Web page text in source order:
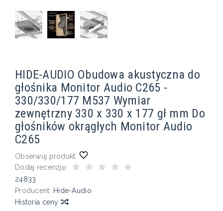
HIDE-AUDIO Obudowa akustyczna do
głośnika Monitor Audio C265 -
330/330/177 M537 Wymiar
zewnętrzny 330 x 330 x 177 gł mm Do
głośników okrągłych Monitor Audio
C265
Obserwuj produkt:
Dodaj recenzję:
24833
Producent: Hide-Audio
Historia ceny